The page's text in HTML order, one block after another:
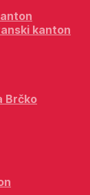
kanton
Brčko